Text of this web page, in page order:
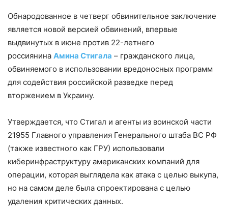
Обнародованное в четверг обвинительное заключение
является новой версией обвинений, впервые
выдвинутых в июне против 22-летнего
россиянина Амина Стигала – гражданского лица,
обвиняемого в использовании вредоносных программ
для содействия российской разведке перед
вторжением в Украину.
Утверждается, что Стигал и агенты из воинской части
21955 Главного управления Генерального штаба ВС РФ
(также известного как ГРУ) использовали
киберинфраструктуру американских компаний для
операции, которая выглядела как атака с целью выкупа,
но на самом деле была спроектирована с целью
удаления критических данных.